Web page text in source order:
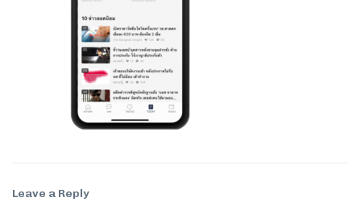
Leave a Reply